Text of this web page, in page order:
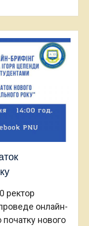
ректор
онлайн-
нового